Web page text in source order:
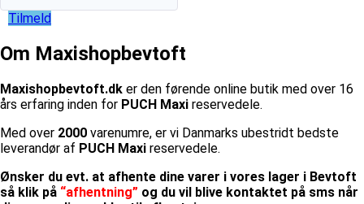
Tilmeld
Om Maxishopbevtoft
Maxishopbevtoft.dk er den førende online butik med over 16
års erfaring inden for PUCH Maxi reservedele.
Med over 2000 varenumre, er vi Danmarks ubestridt bedste
leverandør af PUCH Maxi reservedele.
Ønsker du evt. at afhente dine varer i vores lager i Bevtoft
så klik på “afhentning” og du vil blive kontaktet på sms når